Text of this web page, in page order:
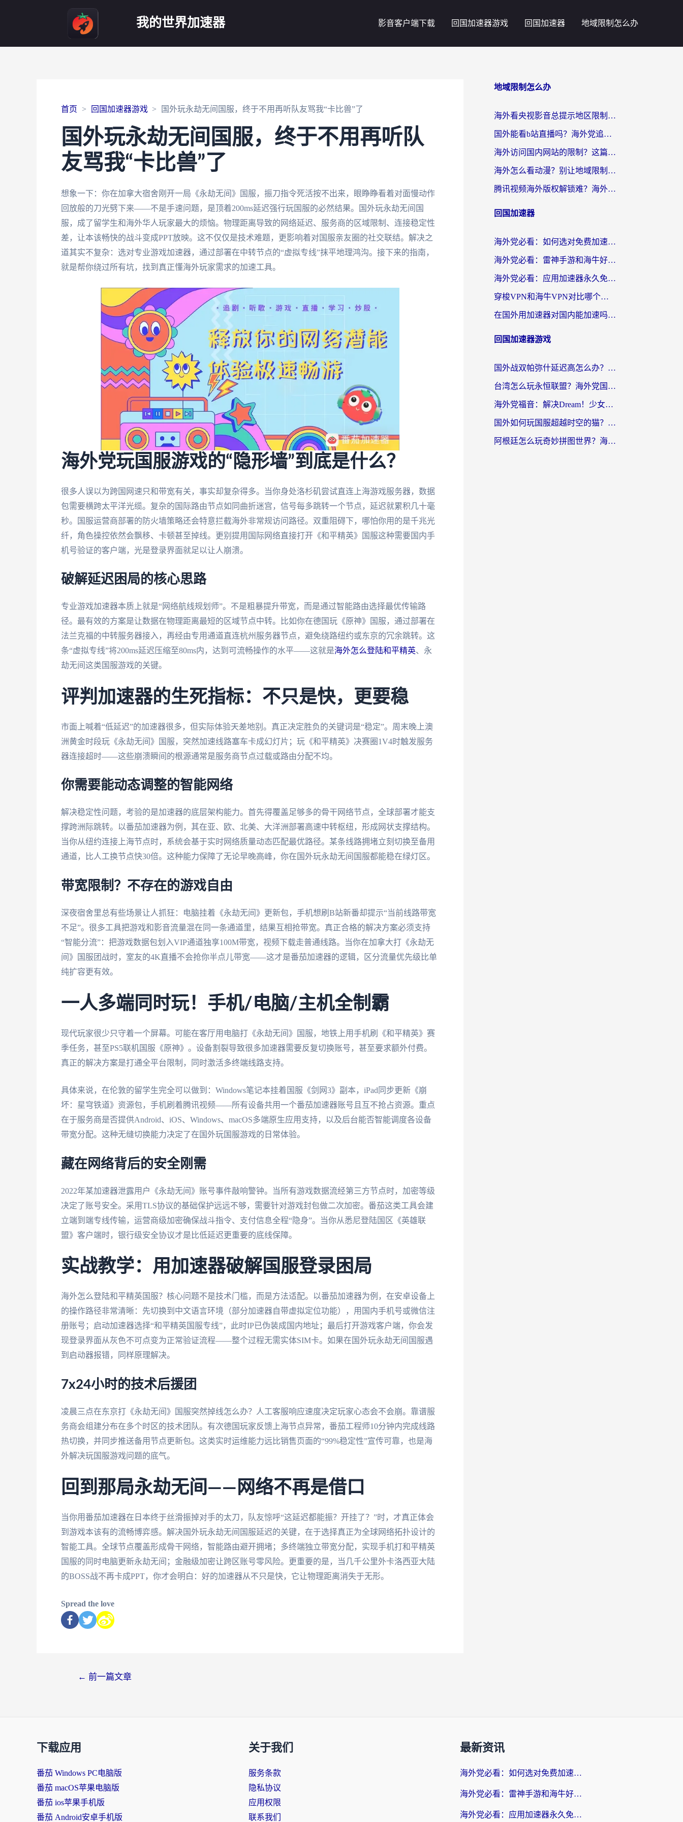
我的世界加速器 影音客户端下载 回国加速器游戏 回国加速器 地域限制怎么办
首页 回国加速器游戏 国外玩永劫无间国服，终于不用再听队友骂我“卡比兽”了
国外玩永劫无间国服，终于不用再听队
友骂我“卡比兽”了
想象一下：你在加拿大宿舍刚开一局《永劫无间》国服，振刀指令死活按不出来，眼睁睁看着对面慢动作
回放般的刀光劈下来——不是手速问题，是顶着200ms延迟强行玩国服的必然结果。国外玩永劫无间国
服，成了留学生和海外华人玩家最大的烦恼。物理距离导致的网络延迟、服务商的区域限制、连接稳定性
差，让本该畅快的战斗变成PPT放映。这不仅仅是技术难题，更影响着对国服亲友圈的社交联结。解决之
道其实不复杂：选对专业游戏加速器，通过部署在中转节点的“虚拟专线”抹平地理鸿沟。接下来的指南，
就是帮你绕过所有坑，找到真正懂海外玩家需求的加速工具。
海外党玩国服游戏的“隐形墙”到底是什么？
很多人误以为跨国网速只和带宽有关，事实却复杂得多。当你身处洛杉矶尝试直连上海游戏服务器，数据
包需要横跨太平洋光缆。复杂的国际路由节点如同曲折迷宫，信号每多跳转一个节点，延迟就累积几十毫
秒。国服运营商部署的防火墙策略还会特意拦截海外非常规访问路径。双重阻碍下，哪怕你用的是千兆光
纤，角色操控依然会飘移、卡顿甚至掉线。更别提用国际网络直接打开《和平精英》国服这种需要国内手
机号验证的客户端，光是登录界面就足以让人崩溃。
破解延迟困局的核心思路
专业游戏加速器本质上就是“网络航线规划师”。不是粗暴提升带宽，而是通过智能路由选择最优传输路
径。最有效的方案是让数据在物理距离最短的区域节点中转。比如你在德国玩《原神》国服，通过部署在
法兰克福的中转服务器接入，再经由专用通道直连杭州服务器节点，避免绕路纽约或东京的冗余跳转。这
条“虚拟专线”将200ms延迟压缩至80ms内，达到可流畅操作的水平——这就是海外怎么登陆和平精英、永
劫无间这类国服游戏的关键。
评判加速器的生死指标：不只是快，更要稳
市面上喊着“低延迟”的加速器很多，但实际体验天差地别。真正决定胜负的关键词是“稳定”。周末晚上澳
洲黄金时段玩《永劫无间》国服，突然加速线路塞车卡成幻灯片；玩《和平精英》决赛圈1V4时触发服务
器连接超时——这些崩溃瞬间的根源通常是服务商节点过载或路由分配不均。
你需要能动态调整的智能网络
解决稳定性问题，考验的是加速器的底层架构能力。首先得覆盖足够多的骨干网络节点，全球部署才能支
撑跨洲际跳转。以番茄加速器为例，其在亚、欧、北美、大洋洲部署高速中转枢纽，形成网状支撑结构。
当你从纽约连接上海节点时，系统会基于实时网络质量动态匹配最优路径。某条线路拥堵立刻切换至备用
通道，比人工换节点快30倍。这种能力保障了无论早晚高峰，你在国外玩永劫无间国服都能稳在绿灯区。
带宽限制？不存在的游戏自由
深夜宿舍里总有些场景让人抓狂：电脑挂着《永劫无间》更新包，手机想刷B站新番却提示“当前线路带宽
不足”。很多工具把游戏和影音流量混在同一条通道里，结果互相抢带宽。真正合格的解决方案必须支持
“智能分流”：把游戏数据包划入VIP通道独享100M带宽，视频下载走普通线路。当你在加拿大打《永劫无
间》国服团战时，室友的4K直播不会抢你半点儿带宽——这才是番茄加速器的逻辑，区分流量优先级比单
纯扩容更有效。
一人多端同时玩！手机/电脑/主机全制霸
现代玩家很少只守着一个屏幕。可能在客厅用电脑打《永劫无间》国服，地铁上用手机刷《和平精英》赛
季任务，甚至PS5联机国服《原神》。设备割裂导致很多加速器需要反复切换账号，甚至要求额外付费。
真正的解决方案是打通全平台限制，同时激活多终端线路支持。
具体来说，在伦敦的留学生完全可以做到：Windows笔记本挂着国服《剑网3》副本，iPad同步更新《崩
坏：星穹铁道》资源包，手机刷着腾讯视频——所有设备共用一个番茄加速器账号且互不抢占资源。重点
在于服务商是否提供Android、iOS、Windows、macOS多端原生应用支持，以及后台能否智能调度各设备
带宽分配。这种无缝切换能力决定了在国外玩国服游戏的日常体验。
藏在网络背后的安全刚需
2022年某加速器泄露用户《永劫无间》账号事件敲响警钟。当所有游戏数据流经第三方节点时，加密等级
决定了账号安全。采用TLS协议的基础保护远远不够，需要针对游戏封包做二次加密。番茄这类工具会建
立端到端专线传输，运营商级加密确保战斗指令、支付信息全程“隐身”。当你从悉尼登陆国区《英雄联
盟》客户端时，银行级安全协议才是比低延迟更重要的底线保障。
实战教学：用加速器破解国服登录困局
海外怎么登陆和平精英国服？核心问题不是技术门槛，而是方法适配。以番茄加速器为例，在安卓设备上
的操作路径非常清晰：先切换到中文语言环境（部分加速器自带虚拟定位功能），用国内手机号或微信注
册账号；启动加速器选择“和平精英国服专线”，此时IP已伪装成国内地址；最后打开游戏客户端，你会发
现登录界面从灰色不可点变为正常验证流程——整个过程无需实体SIM卡。如果在国外玩永劫无间国服遇
到启动器报错，同样原理解决。
7x24小时的技术后援团
凌晨三点在东京打《永劫无间》国服突然掉线怎么办？人工客服响应速度决定玩家心态会不会崩。靠谱服
务商会组建分布在多个时区的技术团队。有次德国玩家反馈上海节点异常，番茄工程师10分钟内完成线路
热切换，并同步推送备用节点更新包。这类实时运维能力远比销售页面的“99%稳定性”宣传可靠，也是海
外解决玩国服游戏问题的底气。
回到那局永劫无间——网络不再是借口
当你用番茄加速器在日本终于丝滑振掉对手的太刀，队友惊呼“这延迟都能振？开挂了？”时，才真正体会
到游戏本该有的流畅博弈感。解决国外玩永劫无间国服延迟的关键，在于选择真正为全球网络拓扑设计的
智能工具。全球节点覆盖形成骨干网络，智能路由避开拥堵；多终端独立带宽分配，实现手机打和平精英
国服的同时电脑更新永劫无间；金融级加密让跨区账号零风险。更重要的是，当几千公里外卡洛西亚大陆
的BOSS战不再卡成PPT，你才会明白：好的加速器从不只是快，它让物理距离消失于无形。
Spread the love
← 前一篇文章
地域限制怎么办
海外看央视影音总提示地区限制？这篇教你选对回国加速器，流畅追剧不踩坑
国外能看b站直播吗？海外党追剧看片的终极解决方案来了
海外访问国内网站的限制？这篇攻略帮你无缝解锁12306、12123和国内影音
海外怎么看动漫？别让地域限制挡住你的追番快乐
腾讯视频海外版权解锁难？海外党亲测：选对回国加速器，追剧观影零障碍
回国加速器
海外党必看：如何选对免费加速器，无缝访问国内资源不踩坑？
海外党必看：雷神手游和海牛好用吗？+3款热门加速器实测对比，附番茄加速器无缝回国指南
海外党必看：应用加速器永久免费版真的存在吗？教你选对回国加速器无缝刷国内资源
穿梭VPN和海牛VPN对比哪个回国效果更好？海外华人亲测3款热门加速器+避坑指南
在国外用加速器对国内能加速吗？海外党亲测有效的无缝访问指南
回国加速器游戏
国外战双帕弥什延迟高怎么办？2026海外畅玩国服游戏终极指南（附实测工具推荐）
台湾怎么玩永恒联盟？海外党国服游戏加速器选择全攻略（附3大热门游戏实测）
海外党福音：解决Dream！少女乐团派对！国外延迟的实用指南，附北美英国游戏加速方案
国外如何玩国服超越时空的猫？2026海外党必看的加速器选择指南
阿根廷怎么玩奇妙拼图世界？海外玩家国服游戏加速全攻略（附帕斯卡契约战舰少女解决方案）
下载应用
番茄 Windows PC电脑版
番茄 macOS苹果电脑版
番茄 ios苹果手机版
番茄 Android安卓手机版
关于我们
服务条款
隐私协议
应用权限
联系我们
最新资讯
海外党必看：如何选对免费加速器，无缝访问国内资源不踩坑？
海外党必看：雷神手游和海牛好用吗？+3款热门加速器实测对比，附番茄加速器无缝回国指南
海外党必看：应用加速器永久免费版真的存在吗？教你选对回国加速器无缝刷国内资源